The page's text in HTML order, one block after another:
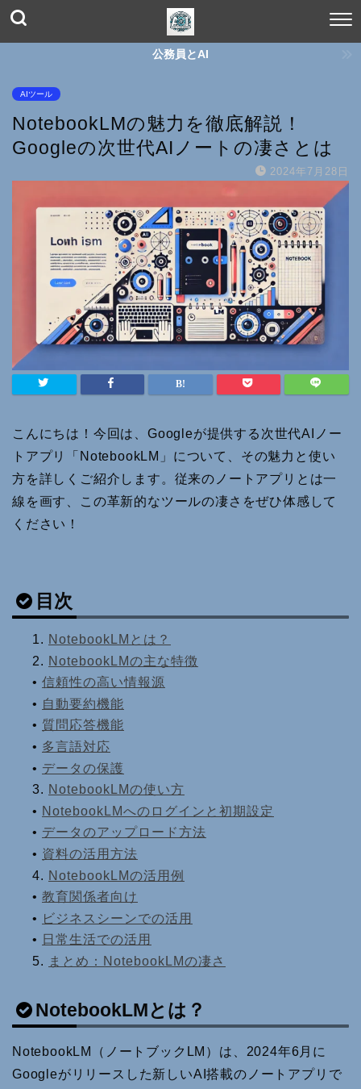
公務員とAI
AIツール
NotebookLMの魅力を徹底解説！
Googleの次世代AIノートの凄さとは
2024年7月28日
こんにちは！今回は、Googleが提供する次世代AIノー
トアプリ「NotebookLM」について、その魅力と使い
方を詳しくご紹介します。従来のノートアプリとは一
線を画す、この革新的なツールの凄さをぜひ体感して
ください！
目次
1. NotebookLMとは？
2. NotebookLMの主な特徴
• 信頼性の高い情報源
• 自動要約機能
• 質問応答機能
• 多言語対応
• データの保護
3. NotebookLMの使い方
• NotebookLMへのログインと初期設定
• データのアップロード方法
• 資料の活用方法
4. NotebookLMの活用例
• 教育関係者向け
• ビジネスシーンでの活用
• 日常生活での活用
5. まとめ：NotebookLMの凄さ
NotebookLMとは？
NotebookLM（ノートブックLM）は、2024年6月に
Googleがリリースした新しいAI搭載のノートアプリで